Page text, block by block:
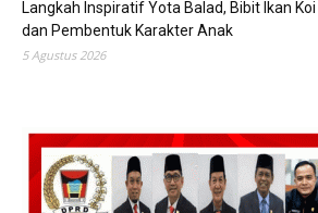
Langkah Inspiratif Yota Balad, Bibit Ikan
dan Pembentuk Karakter Anak
5 Agustus 2026